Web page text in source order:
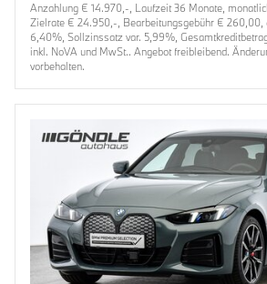
Anzahlung € 14.970,-, Laufzeit 36 Monate,
Zielrate € 24.950,-, Bearbeitungsgebühr € 260,00,
6,40%, Sollzinssatz var. 5,99%,
inkl. NoVA und MwSt.. Angebot freibleibend.
vorbehalten.